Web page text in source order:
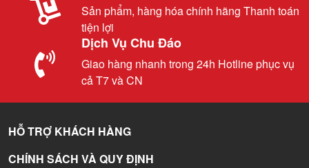
Sản phẩm, hàng hóa chính hãng Thanh toán
tiện lợi
Dịch Vụ Chu Đáo
Giao hàng nhanh trong 24h Hotline phục vụ
cả T7 và CN
HỖ TRỢ KHÁCH HÀNG
CHÍNH SÁCH VÀ QUY ĐỊNH